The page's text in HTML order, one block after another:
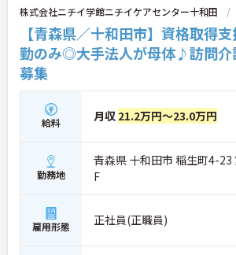
株式会社ニチイ学館ニチイケアセンター十和田
【青森県／十和田市】資格取得
勤のみ◎大手法人が母体♪訪問介
募集
給料 月収 21.2万円～23.0万円
勤務地
青森県 十和田市 稲生町4-23
F
雇用形態 正社員(正職員)